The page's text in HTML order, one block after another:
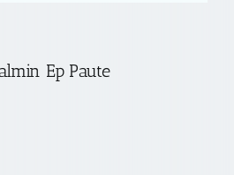
Ep Paute